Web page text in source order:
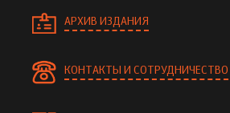
АРХИВ ИЗДАНИЯ
КОНТАКТЫ И СОТРУДНИЧЕСТВО